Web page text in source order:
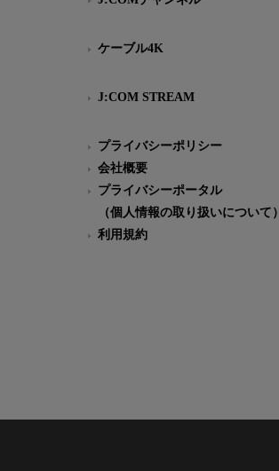
ケーブル4K
J:COM STREAM
プライバシーポリシー
会社概要
プライバシーポータル
（個人情報の取り扱いについて）
利用規約